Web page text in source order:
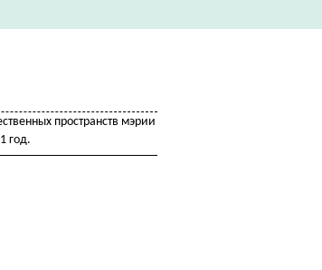
пространств мэрии
год.